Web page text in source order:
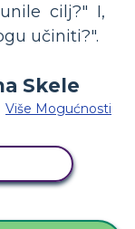
cilj?" I,
učiniti?".
Više Mogućnosti